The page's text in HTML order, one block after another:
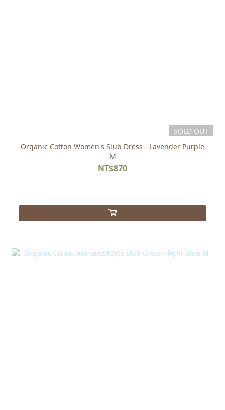
SOLD OUT
Organic Cotton Women's Slub Dress - Lavender Purple
M
NT$870